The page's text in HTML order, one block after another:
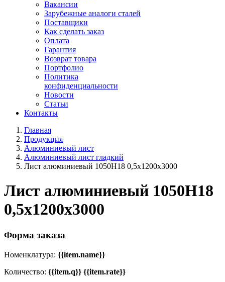
Вакансии
Зарубежные аналоги сталей
Поставщики
Как сделать заказ
Оплата
Гарантия
Возврат товара
Портфолио
Политика
конфиденциальности
Новости
Статьи
Контакты
Главная
Продукция
Алюминиевый лист
Алюминиевый лист гладкий
Лист алюминиевый 1050Н18 0,5х1200х3000
Лист алюминиевый 1050Н18
0,5х1200х3000
Форма заказа
Номенклатура: {{item.name}}
Количество: {{item.q}} {{item.rate}}